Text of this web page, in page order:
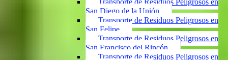
Transporte de Residuos Peligrosos en
San Diego de la Unión
Transporte de Residuos Peligrosos en
San Felipe
Transporte de Residuos Peligrosos en
San Francisco del Rincón
Transporte de Residuos Peligrosos en